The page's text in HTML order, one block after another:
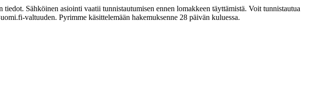
Sähköinen asiointi vaatii tunnistautumisen ennen lomakkeen täyttämistä. Voit tunnistautua
valtuuden. Pyrimme käsittelemään hakemuksenne 28 päivän kuluessa.